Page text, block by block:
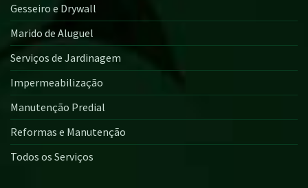
Gesseiro e Drywall
Marido de Aluguel
Serviços de Jardinagem
Impermeabilização
Manutenção Predial
Reformas e Manutenção
Todos os Serviços